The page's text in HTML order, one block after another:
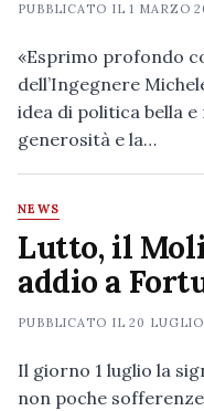
PUBBLICATO IL1 MARZO
«Esprimo profondo
dell’Ingegnere
idea di politica bella
generosità e la…
NEWS
Lutto, il
addio a
PUBBLICATO IL20
Il giorno 1 luglio la
non poche